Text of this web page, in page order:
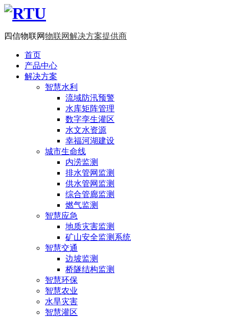
四信物联网物联网解决方案提供商
首页
产品中心
解决方案
智慧水利
流域防汛预警
水库矩阵管理
数字孪生灌区
水文水资源
幸福河湖建设
城市生命线
内涝监测
排水管网监测
供水管网监测
综合管廊监测
燃气监测
智慧应急
地质灾害监测
矿山安全监测系统
智慧交通
边坡监测
桥隧结构监测
智慧环保
智慧农业
水旱灾害
智慧灌区